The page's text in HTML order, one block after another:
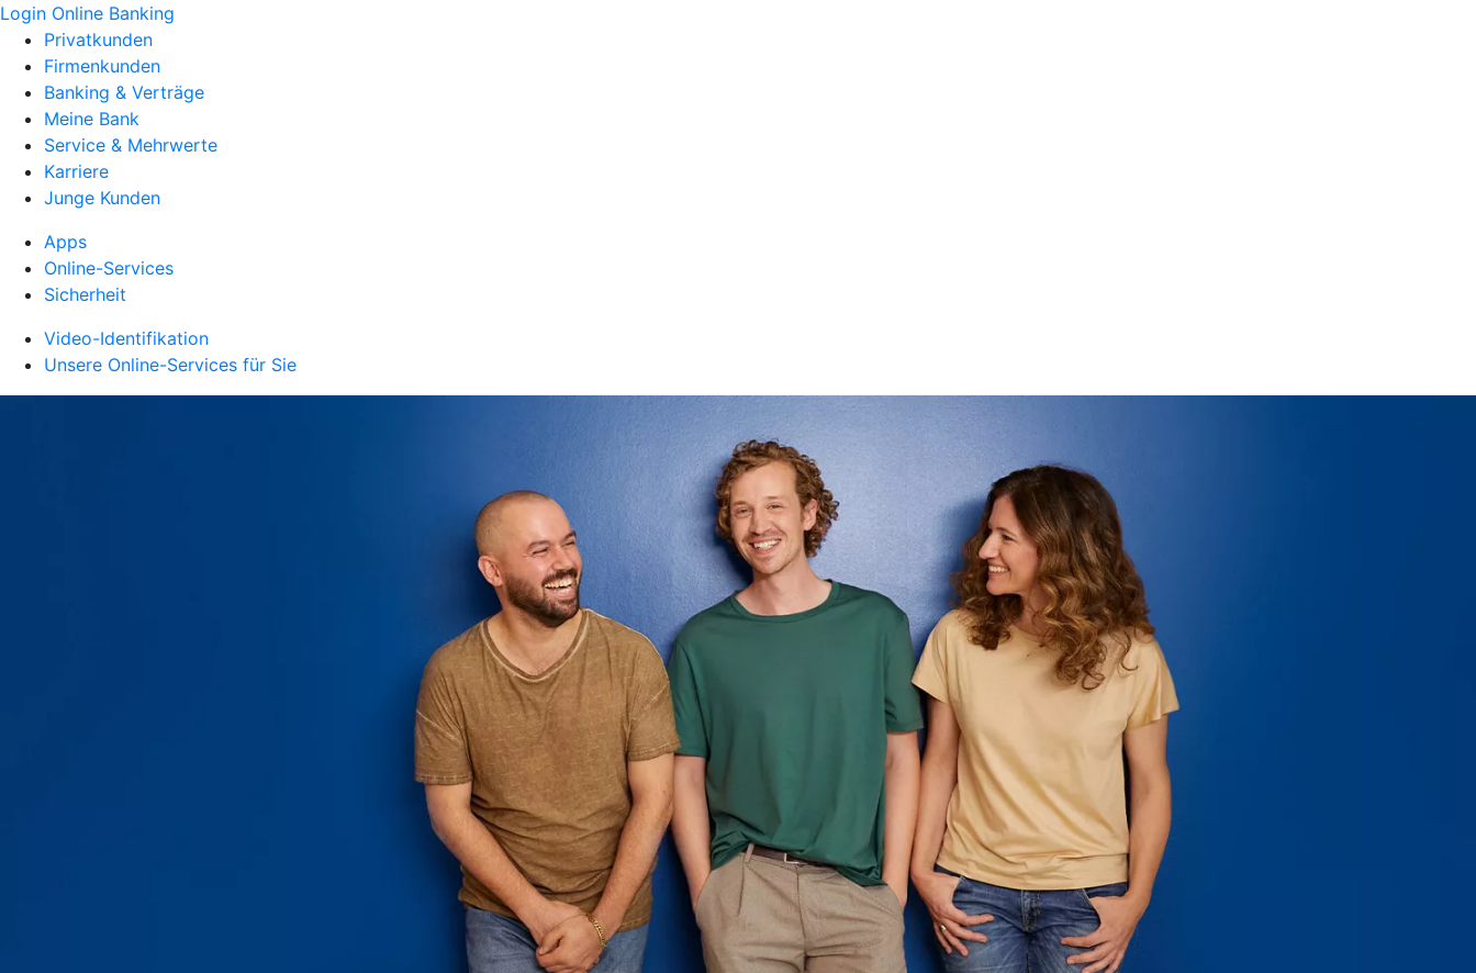
Login Online Banking
Privatkunden
Firmenkunden
Banking & Verträge
Meine Bank
Service & Mehrwerte
Karriere
Junge Kunden
Apps
Online-Services
Sicherheit
Video-Identifikation
Unsere Online-Services für Sie